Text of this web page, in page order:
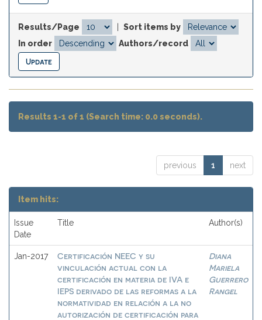
Results/Page
Sort items by
In order
Authors/record
Results 1-1 of 1 (Search time: 0.0 seconds).
previous 1 next
Item hits:
Issue
Date
Title Author(s)
Jan-2017
Certificación NEEC y su
vinculación actual con la
certificación en materia de IVA e
IEPS derivado de las reformas a la
normatividad en relación a la no
autorización de certificación para
Diana
Mariela
Guerrero
Rangel